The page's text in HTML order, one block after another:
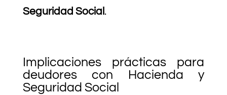
Seguridad Social .
Implicaciones prácticas para
deudores con Hacienda y
Seguridad Social